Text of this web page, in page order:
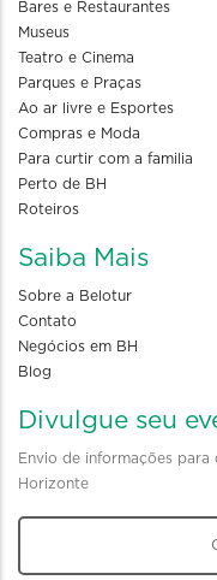
Bares e Restaurantes
Museus
Teatro e Cinema
Parques e Praças
Ao ar livre e Esportes
Compras e Moda
Para curtir com a familia
Perto de BH
Roteiros
Saiba Mais
Sobre a Belotur
Contato
Negócios em BH
Blog
Divulgue seu
Envio de informações
Horizonte